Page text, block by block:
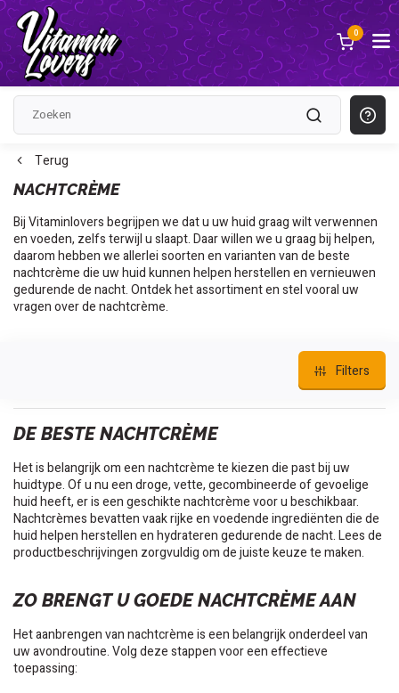
0
Terug
NACHTCRÈME
Bij Vitaminlovers begrijpen we dat u uw huid graag wilt verwennen
en voeden, zelfs terwijl u slaapt. Daar willen we u graag bij helpen,
daarom hebben we allerlei soorten en varianten van de beste
nachtcrème die uw huid kunnen helpen herstellen en vernieuwen
gedurende de nacht. Ontdek het assortiment en stel vooral uw
vragen over de nachtcrème.
Filters
DE BESTE NACHTCRÈME
Het is belangrijk om een nachtcrème te kiezen die past bij uw
huidtype. Of u nu een droge, vette, gecombineerde of gevoelige
huid heeft, er is een geschikte nachtcrème voor u beschikbaar.
Nachtcrèmes bevatten vaak rijke en voedende ingrediënten die de
huid helpen herstellen en hydrateren gedurende de nacht. Lees de
productbeschrijvingen zorgvuldig om de juiste keuze te maken.
ZO BRENGT U GOEDE NACHTCRÈME AAN
Het aanbrengen van nachtcrème is een belangrijk onderdeel van
uw avondroutine. Volg deze stappen voor een effectieve
toepassing: